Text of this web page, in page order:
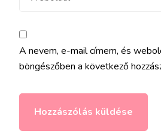
A nevem, e-mail címem, és
böngészőben a következő